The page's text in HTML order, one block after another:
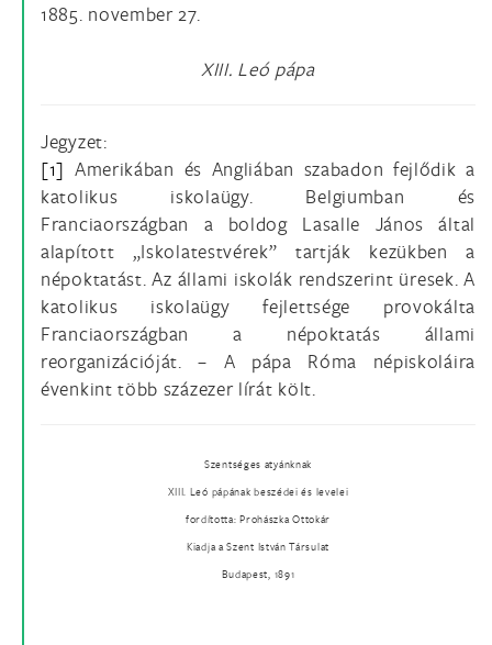
1885. november 27.
XIII. Leó pápa
Jegyzet:
[1] Amerikában és Angliában szabadon fejlődik a
katolikus iskolaügy. Belgiumban és
Franciaországban a boldog Lasalle János által
alapított „Iskolatestvérek” tartják kezükben a
népoktatást. Az állami iskolák rendszerint üresek. A
katolikus iskolaügy fejlettsége provokálta
Franciaországban a népoktatás állami
reorganizációját. – A pápa Róma népiskoláira
évenkint több százezer lírát költ.
Szentséges atyánknak
XIII. Leó pápának beszédei és levelei
fordította: Prohászka Ottokár
Kiadja a Szent István Társulat
Budapest, 1891